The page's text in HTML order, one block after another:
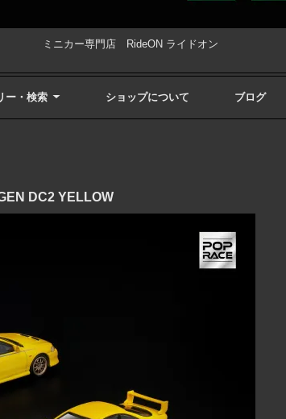
ミニカー専門店 RideON ライドオン
ー・検索 ショップについて ブログ
DC2 YELLOW